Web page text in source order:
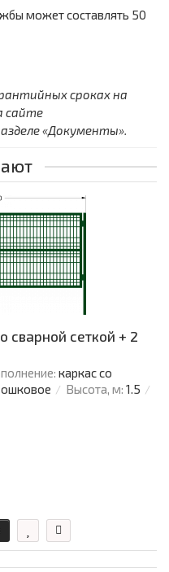
может составлять 50
сроках на
сайте
«Документы».
сварной сеткой + 2
каркас со
Высота, м: 1.5